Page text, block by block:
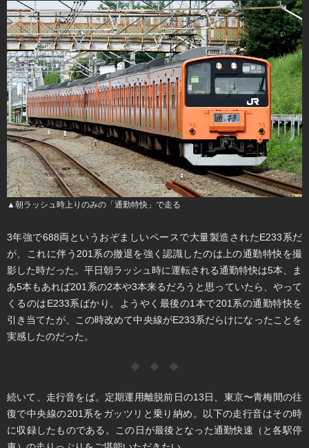
▲朝ラッシュ時上りのみの「通勤特快」で走る
3年強で688両というおぞましいペースで大量製造されたE233系だ
が、これに伴う201系の撤退を強く認識したのは上の通勤特快を撮
影した時だった。平日朝ラッシュ時に運転される通勤特快は5本、ま
あ5本もあれば201系の2本や3本来るだろうと思っていたら、やって
くるのはE233系ばかり。ようやく最後の1本で201系の通勤特快を
引き当てたが、この時改めて中央線がE233系だらけになったことを
実感したのだった。
◆ ◆ ◆
続いて、走行音をば。定期運用離脱前日の13日、東京〜青梅間の往
復で中央線の201系をガッツリと乗り納め。以下の走行音はその時
に収録したものである。この日が最後となった通勤快速（と各駅停